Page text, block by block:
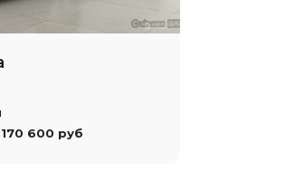
170 600 руб